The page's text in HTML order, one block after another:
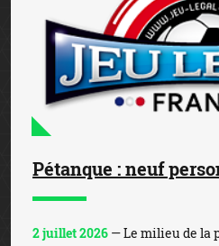
Pétanque : neuf
2 juillet 2026 — Le milieu de la